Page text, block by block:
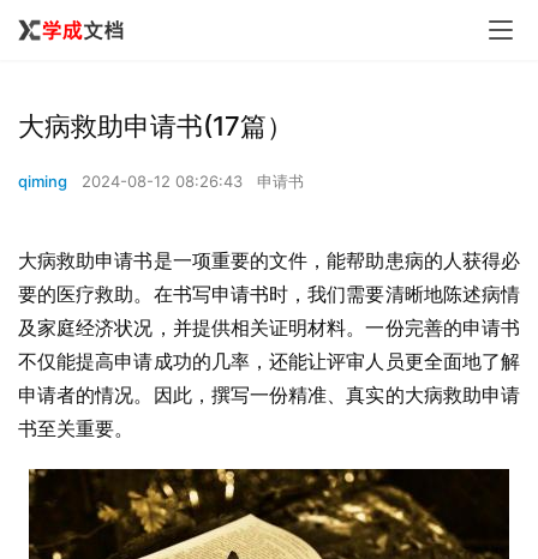
大病救助申请书(17篇）
qiming 2024-08-12 08:26:43 申请书
大病救助申请书是一项重要的文件，能帮助患病的人获得必
要的医疗救助。在书写申请书时，我们需要清晰地陈述病情
及家庭经济状况，并提供相关证明材料。一份完善的申请书
不仅能提高申请成功的几率，还能让评审人员更全面地了解
申请者的情况。因此，撰写一份精准、真实的大病救助申请
书至关重要。